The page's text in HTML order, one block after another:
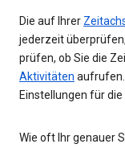
Die auf Ihrer
jederzeit
prüfen, ob Sie die
Aktivitäten aufrufen.
Einstellungen für
Wie oft Ihr genauer